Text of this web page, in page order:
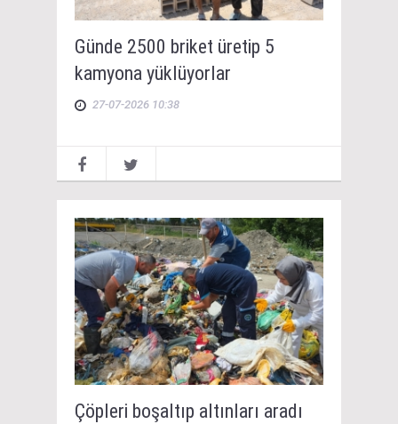
Günde 2500 briket üretip 5
kamyona yüklüyorlar
27-07-2026 10:38
Çöpleri boşaltıp altınları aradı